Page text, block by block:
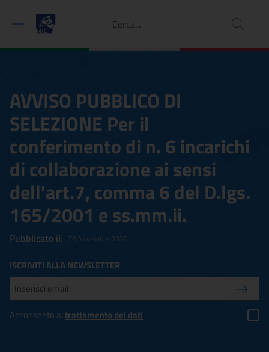
Ricerca
AVVISO PUBBLICO DI
SELEZIONE Per il
conferimento di n. 6 incarichi
di collaborazione ai sensi
dell'art.7, comma 6 del D.lgs.
165/2001 e ss.mm.ii.
Pubblicato il: 26 Novembre 2020
ISCRIVITI ALLA NEWSLETTER
Inserisci la tua mail
Acconsento altrattamento dei dati